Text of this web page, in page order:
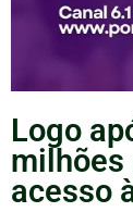
Logo
milhões
acesso